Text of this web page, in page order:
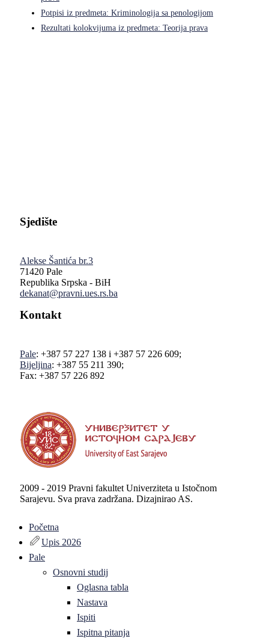
Potpisi iz predmeta: Kriminologija sa penologijom
Rezultati kolokvijuma iz predmeta: Teorija prava
Sjedište
Alekse Šantića br.3
71420 Pale
Republika Srpska - BiH
dekanat@pravni.ues.rs.ba
Kontakt
Pale: +387 57 227 138 i +387 57 226 609;
Bijeljina: +387 55 211 390;
Fax: +387 57 226 892
2009 - 2019 Pravni fakultet Univerziteta u Istočnom
Sarajevu. Sva prava zadržana. Dizajnirao AS.
Početna
Upis 2026
Pale
Osnovni studij
Oglasna tabla
Nastava
Ispiti
Ispitna pitanja